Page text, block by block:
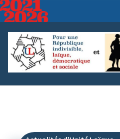
Aller
au
contenu